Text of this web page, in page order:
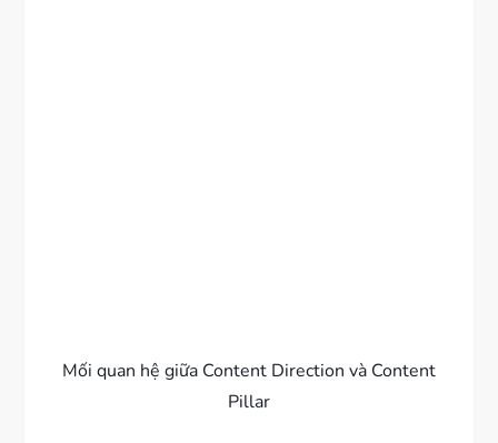
Mối quan hệ giữa Content Direction và Content
Pillar